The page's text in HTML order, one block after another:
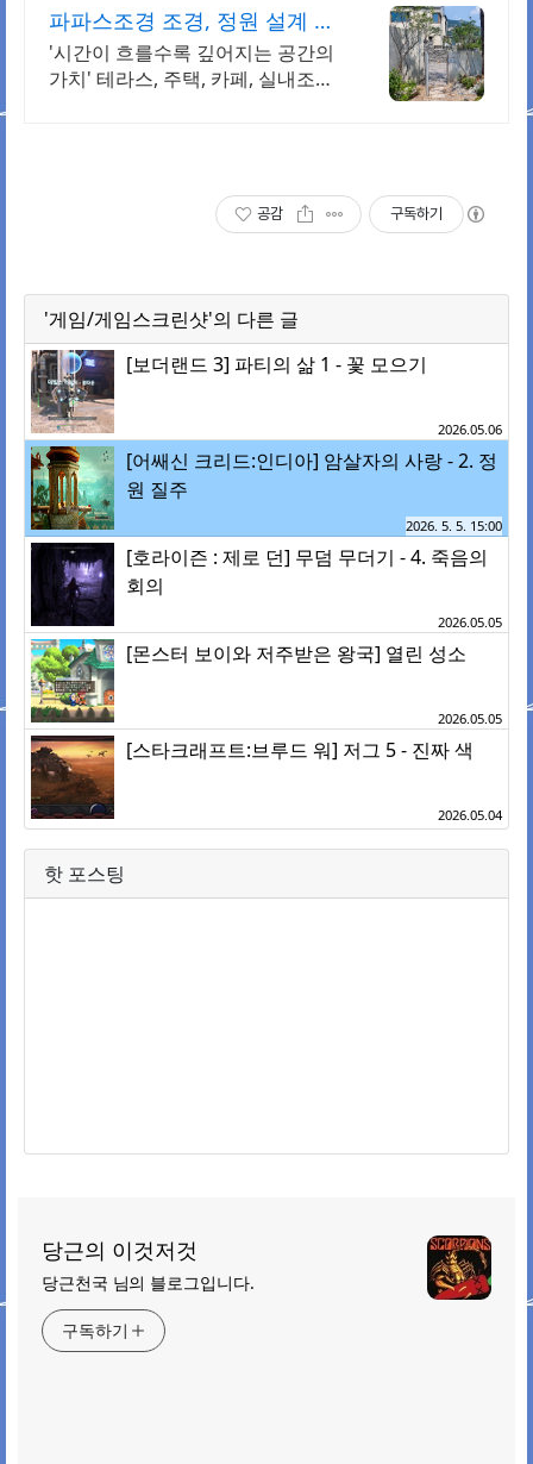
파파스조경 조경, 정원 설계 시
공
'시간이 흐를수록 깊어지는 공간의
가치' 테라스, 주택, 카페, 실내조경
공감 구독하기
'게임/게임스크린샷'의 다른 글
[보더랜드 3] 파티의 삶 1 - 꽃 모으기
2026.05.06
[어쌔신 크리드:인디아] 암살자의 사랑 - 2. 정
원 질주
2026. 5. 5. 15:00
[호라이즌 : 제로 던] 무덤 무더기 - 4. 죽음의
회의
2026.05.05
[몬스터 보이와 저주받은 왕국] 열린 성소
2026.05.05
[스타크래프트:브루드 워] 저그 5 - 진짜 색
2026.05.04
핫 포스팅
당근의 이것저것
당근천국 님의 블로그입니다.
구독하기